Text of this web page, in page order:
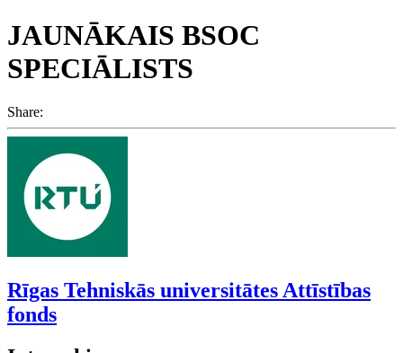
JAUNĀKAIS BSOC
SPECIĀLISTS
Share:
Rīgas Tehniskās universitātes Attīstības
fonds